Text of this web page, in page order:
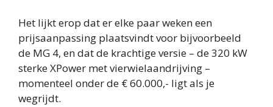
Het lijkt erop dat er elke paar weken een
prijsaanpassing plaatsvindt voor bijvoorbeeld
de MG 4, en dat de krachtige versie – de 320 kW
sterke XPower met vierwielaandrijving –
momenteel onder de € 60.000,- ligt als je
wegrijdt.